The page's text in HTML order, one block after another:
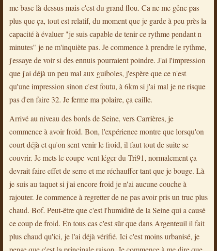
me base là-dessus mais c'est du grand flou. Ca ne me gêne pas
plus que ça, tout est relatif, du moment que je garde à peu près la
capacité à évaluer "je suis capable de tenir ce rythme pendant n
minutes" je ne m'inquiète pas. Je commence à prendre le rythme,
j'essaye de voir si des ennuis pourraient poindre. J'ai l'impression
que j'ai déjà un peu mal aux guiboles, j'espère que ce n'est
qu'une impression sinon c'est foutu, à 6km si j'ai mal je ne risque
pas d'en faire 32. Je ferme ma polaire, ça caille.
Arrivé au niveau des bords de Seine, vers Carrières, je
commence à avoir froid. Bon, l'expérience montre que lorsqu'on
court déjà et qu'on sent venir le froid, il faut tout de suite se
couvrir. Je mets le coupe-vent léger du Tri91, normalement ça
devrait faire effet de serre et me réchauffer tant que je bouge. Là
je suis au taquet si j'ai encore froid je n'ai aucune couche à
rajouter. Je commence à regretter de ne pas avoir pris un truc plus
chaud. Bof. Peut-être que c'est l'humidité de la Seine qui a causé
ce coup de froid. En tous cas c'est sûr que dans Argenteuil il fait
plus chaud qu'ici, je l'ai déjà vérifié. Ici c'est moins urbanisé, je